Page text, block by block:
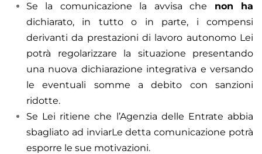
Se la comunicazione la avvisa che non ha
dichiarato, in tutto o in parte, i compensi
derivanti da prestazioni di lavoro autonomo Lei
potrà regolarizzare la situazione presentando
una nuova dichiarazione integrativa e versando
le eventuali somme a debito con sanzioni
ridotte.
Se Lei ritiene che l’Agenzia delle Entrate abbia
sbagliato ad inviarLe detta comunicazione potrà
esporre le sue motivazioni.